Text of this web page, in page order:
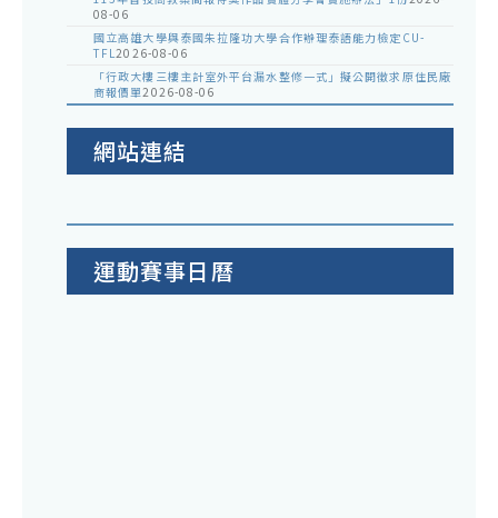
08-06
國立高雄大學與泰國朱拉隆功大學合作辦理泰語能力檢定CU-
TFL2026-08-06
「行政大樓三樓主計室外平台漏水整修一式」擬公開徵求原住民廠
商報價單2026-08-06
網站連結
運動賽事日曆